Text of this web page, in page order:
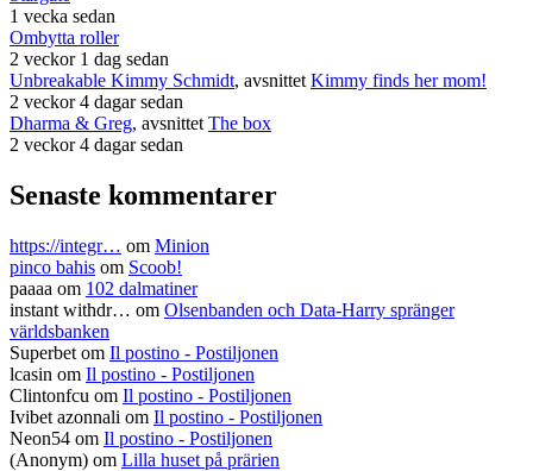
1 vecka sedan
Ombytta roller
2 veckor 1 dag sedan
Unbreakable Kimmy Schmidt, avsnittet Kimmy finds her mom!
2 veckor 4 dagar sedan
Dharma & Greg, avsnittet The box
2 veckor 4 dagar sedan
Senaste kommentarer
https://integr… om Minion
pinco bahis om Scoob!
paaaa om 102 dalmatiner
instant withdr… om Olsenbanden och Data-Harry spränger
världsbanken
Superbet om Il postino - Postiljonen
lcasin om Il postino - Postiljonen
Clintonfcu om Il postino - Postiljonen
Ivibet azonnali om Il postino - Postiljonen
Neon54 om Il postino - Postiljonen
(Anonym) om Lilla huset på prärien